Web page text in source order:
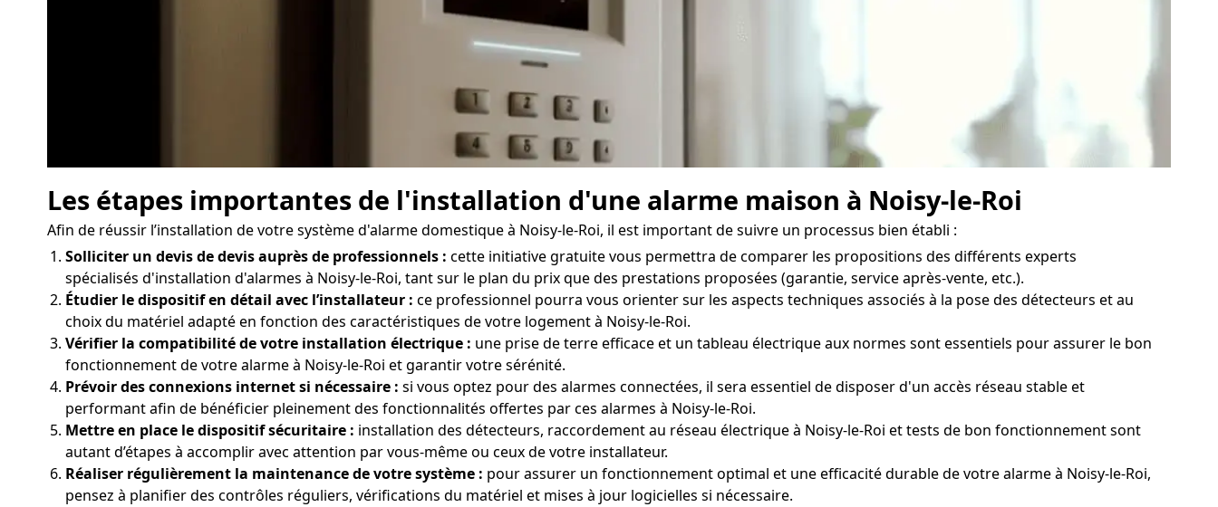
Les étapes importantes de l'installation d'une alarme maison à Noisy-le-Roi
Afin de réussir l’installation de votre système d'alarme domestique à Noisy-le-Roi, il est important de suivre un processus bien établi :
Solliciter un devis de devis auprès de professionnels : cette initiative gratuite vous permettra de comparer les propositions des différents experts
spécialisés d'installation d'alarmes à Noisy-le-Roi, tant sur le plan du prix que des prestations proposées (garantie, service après-vente, etc.).
Étudier le dispositif en détail avec l’installateur : ce professionnel pourra vous orienter sur les aspects techniques associés à la pose des détecteurs et au
choix du matériel adapté en fonction des caractéristiques de votre logement à Noisy-le-Roi.
Vérifier la compatibilité de votre installation électrique : une prise de terre efficace et un tableau électrique aux normes sont essentiels pour assurer le bon
fonctionnement de votre alarme à Noisy-le-Roi et garantir votre sérénité.
Prévoir des connexions internet si nécessaire : si vous optez pour des alarmes connectées, il sera essentiel de disposer d'un accès réseau stable et
performant afin de bénéficier pleinement des fonctionnalités offertes par ces alarmes à Noisy-le-Roi.
Mettre en place le dispositif sécuritaire : installation des détecteurs, raccordement au réseau électrique à Noisy-le-Roi et tests de bon fonctionnement sont
autant d’étapes à accomplir avec attention par vous-même ou ceux de votre installateur.
Réaliser régulièrement la maintenance de votre système : pour assurer un fonctionnement optimal et une efficacité durable de votre alarme à Noisy-le-Roi,
pensez à planifier des contrôles réguliers, vérifications du matériel et mises à jour logicielles si nécessaire.